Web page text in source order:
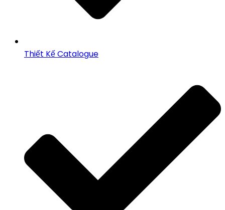
Thiết Kế Catalogue